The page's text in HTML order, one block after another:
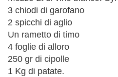
3 chiodi di garofano
2 spicchi di aglio
Un rametto di timo
4 foglie di alloro
250 gr di cipolle
1 Kg di patate.